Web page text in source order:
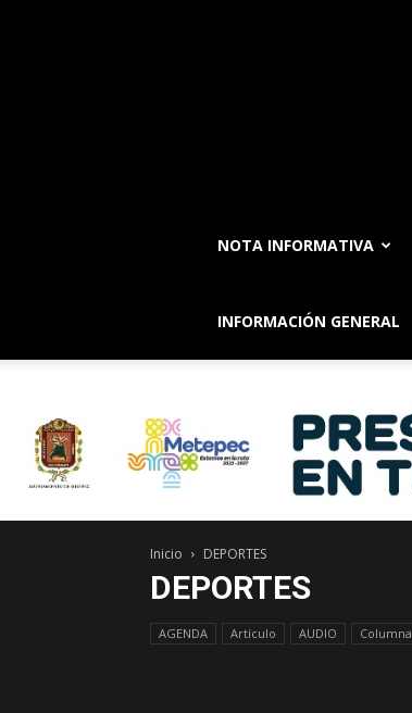
NOTA INFORMATIVA
INFORMACIÓN GENERAL
Inicio DEPORTES
DEPORTES
AGENDA Artículo AUDIO Columna